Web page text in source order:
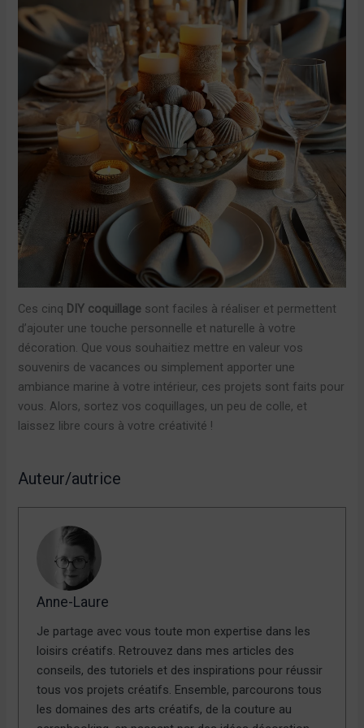
Ces cinq DIY coquillage sont faciles à réaliser et permettent
d’ajouter une touche personnelle et naturelle à votre
décoration. Que vous souhaitiez mettre en valeur vos
souvenirs de vacances ou simplement apporter une
ambiance marine à votre intérieur, ces projets sont faits pour
vous. Alors, sortez vos coquillages, un peu de colle, et
laissez libre cours à votre créativité !
Auteur/autrice
Anne-Laure
Je partage avec vous toute mon expertise dans les
loisirs créatifs. Retrouvez dans mes articles des
conseils, des tutoriels et des inspirations pour réussir
tous vos projets créatifs. Ensemble, parcourons tous
les domaines des arts créatifs, de la couture au